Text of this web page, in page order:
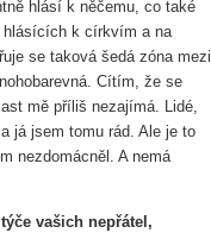
hlásí k něčemu, co také
hlásících k církvím a na
se taková šedá zóna mezi
Cítím, že se
mě příliš nezajímá. Lidé,
já jsem tomu rád. Ale je to
nezdomácněl. A nemá
vašich nepřátel,